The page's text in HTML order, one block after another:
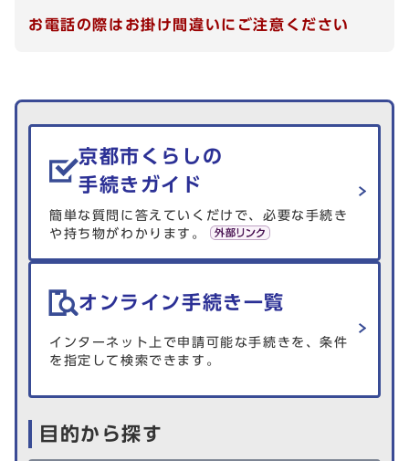
お電話の際はお掛け間違いにご注意ください
生活情報を探す
京都市くらしの
手続きガイド
簡単な質問に答えていくだけで、必要な手続き
や持ち物がわかります。
オンライン手続き一覧
インターネット上で申請可能な手続きを、条件
を指定して検索できます。
目的から探す